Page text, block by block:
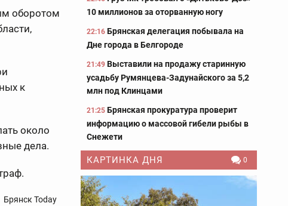
оборотом
к
около
дела.
Брянск Today
10 миллионов за оторванную ногу
22:16 Брянская делегация побывала на
Дне города в Белгороде
21:49 Выставили на продажу старинную
усадьбу Румянцева-Задунайского за 5,2
млн под Клинцами
21:25 Брянская прокуратура проверит
информацию о массовой гибели рыбы в
Снежети
КАРТИНКА ДНЯ 0